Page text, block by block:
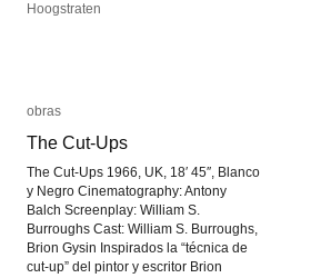
Hoogstraten
Hoogstraten
obras
The Cut-Ups
The Cut-Ups 1966, UK, 18′ 45″, Blanco
y Negro Cinematography: Antony
Balch Screenplay: William S.
Burroughs Cast: William S. Burroughs,
Brion Gysin Inspirados la “técnica de
cut-up” del pintor y escritor Brion
obras
The Cut-Ups